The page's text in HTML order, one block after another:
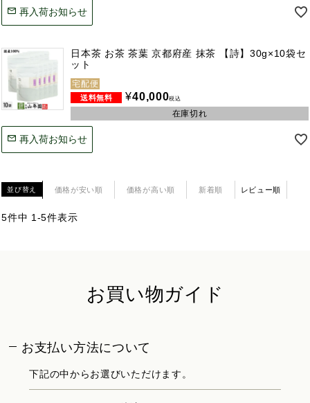
再入荷お知らせ
日本茶 お茶 茶葉 京都府産 抹茶 【詩】30g×10袋セ
ット
宅配便
¥40,000税込
在庫切れ
再入荷お知らせ
並び替え 価格が安い順 価格が高い順 新着順 レビュー順
5件中 1 -5件表示
お買い物ガイド
お支払い方法について
下記の中からお選びいただけます。